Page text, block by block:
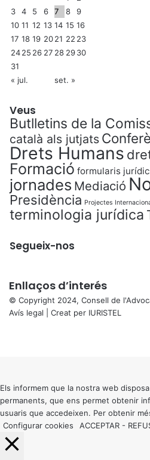
3
4 5 6 7 8
9
10 11 12 13 14 15 16
17 18 19 2021 22 23
2425 26 27 28 2930
31
« jul.
set. »
Veus
Butlletins de la
català als jutjats
Drets Humans
Formació formularis
jornades Mediació
Presidència Projectes
terminologia jurídica
Segueix-nos
Enllaços d’interés
© Copyright 2024, Consell de
Avís legal | Creat per IURISTEL
button
Els informem que la nostra web
permanents, que ens permet obtenir
usuaris que accedeixen. Per obtenir
Configurar cookies
ACCEPTAR -